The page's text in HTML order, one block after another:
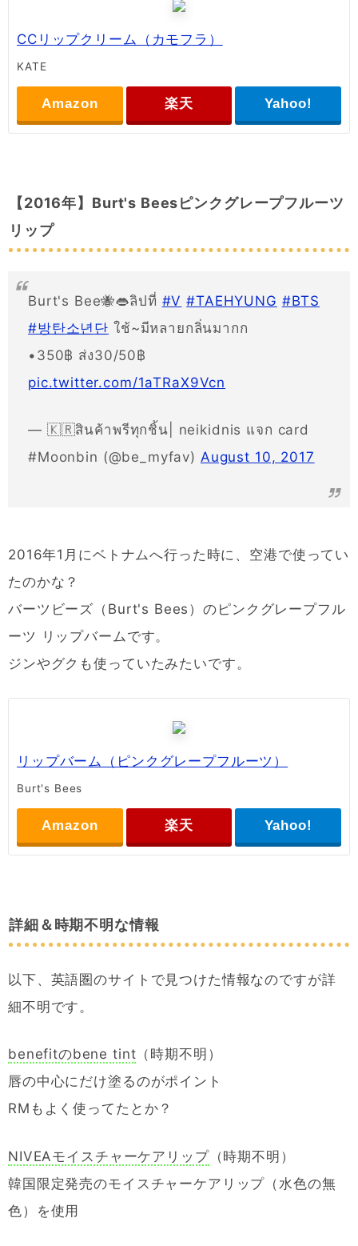
CCリップクリーム（カモフラ）
KATE
Amazon 楽天 Yahoo!
【2016年】Burt's Beesピンクグレープフルーツ
リップ
Burt's Bee🐝👄ลิปที่ #V #TAEHYUNG #BTS
#방탄소년단 ใช้~มีหลายกลิ่นมากก
•350฿ ส่ง30/50฿
pic.twitter.com/1aTRaX9Vcn
— 🇰🇷สินค้าพรีทุกชิ้น| neikidnis แจก card
#Moonbin (@be_myfav) August 10, 2017
2016年1月にベトナムへ行った時に、空港で使ってい
たのかな？
バーツビーズ（Burt's Bees）のピンクグレープフル
ーツ リップバームです。
ジンやグクも使っていたみたいです。
リップバーム（ピンクグレープフルーツ）
Burt's Bees
Amazon 楽天 Yahoo!
詳細＆時期不明な情報
以下、英語圏のサイトで見つけた情報なのですが詳
細不明です。
benefitのbene tint （時期不明）
唇の中心にだけ塗るのがポイント
RMもよく使ってたとか？
NIVEAモイスチャーケアリップ（時期不明）
韓国限定発売のモイスチャーケアリップ（水色の無
色）を使用